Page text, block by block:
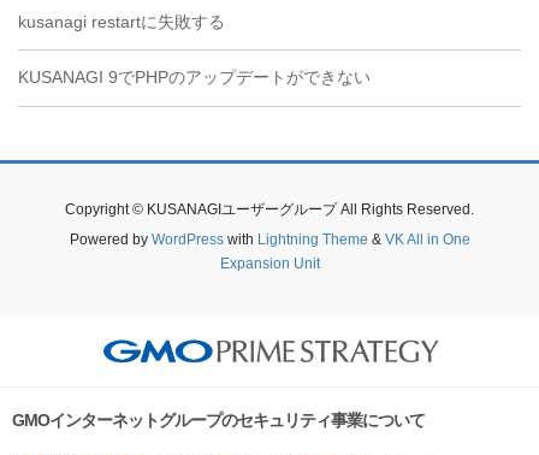
kusanagi restartに失敗する
KUSANAGI 9でPHPのアップデートができない
Copyright © KUSANAGIユーザーグループ All Rights Reserved.
Powered by WordPresswith Lightning Theme & VK All in One
Expansion Unit
GMOインターネットグループのセキュリティ事業について